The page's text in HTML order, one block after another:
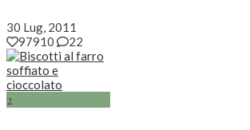
30 Lug, 2011
97910
22
2